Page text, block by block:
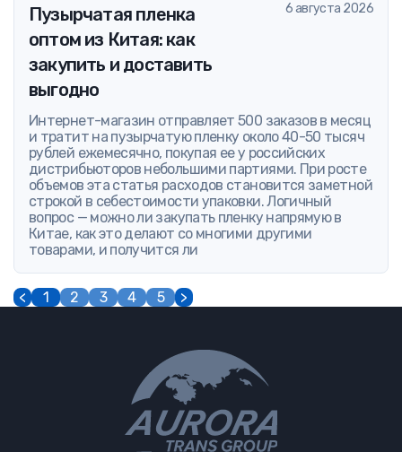
Пузырчатая пленка
оптом из Китая: как
закупить и доставить
выгодно
6 августа 2026
Интернет-магазин отправляет 500 заказов в месяц
и тратит на пузырчатую пленку около 40-50 тысяч
рублей ежемесячно, покупая ее у российских
дистрибьюторов небольшими партиями. При росте
объемов эта статья расходов становится заметной
строкой в себестоимости упаковки. Логичный
вопрос — можно ли закупать пленку напрямую в
Китае, как это делают со многими другими
товарами, и получится ли
< 1 2 3 4 5 >